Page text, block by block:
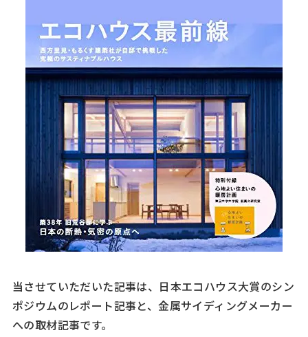
当させていただいた記事は、日本エコハウス大賞のシン
ポジウムのレポート記事と、金属サイディングメーカー
への取材記事です。